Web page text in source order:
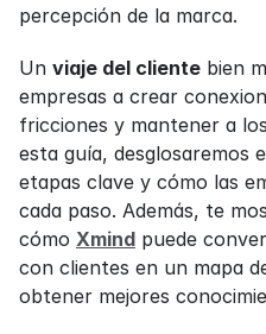
percepción de la marca.
Un viaje del cliente bien
empresas a crear
fricciones y mantener a
esta guía, desglosaremos
etapas clave y cómo las
cada paso. Además, te
cómo Xmind puede
con clientes en un mapa
obtener mejores